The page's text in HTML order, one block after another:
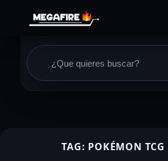
TAG: POKÉMON TCG